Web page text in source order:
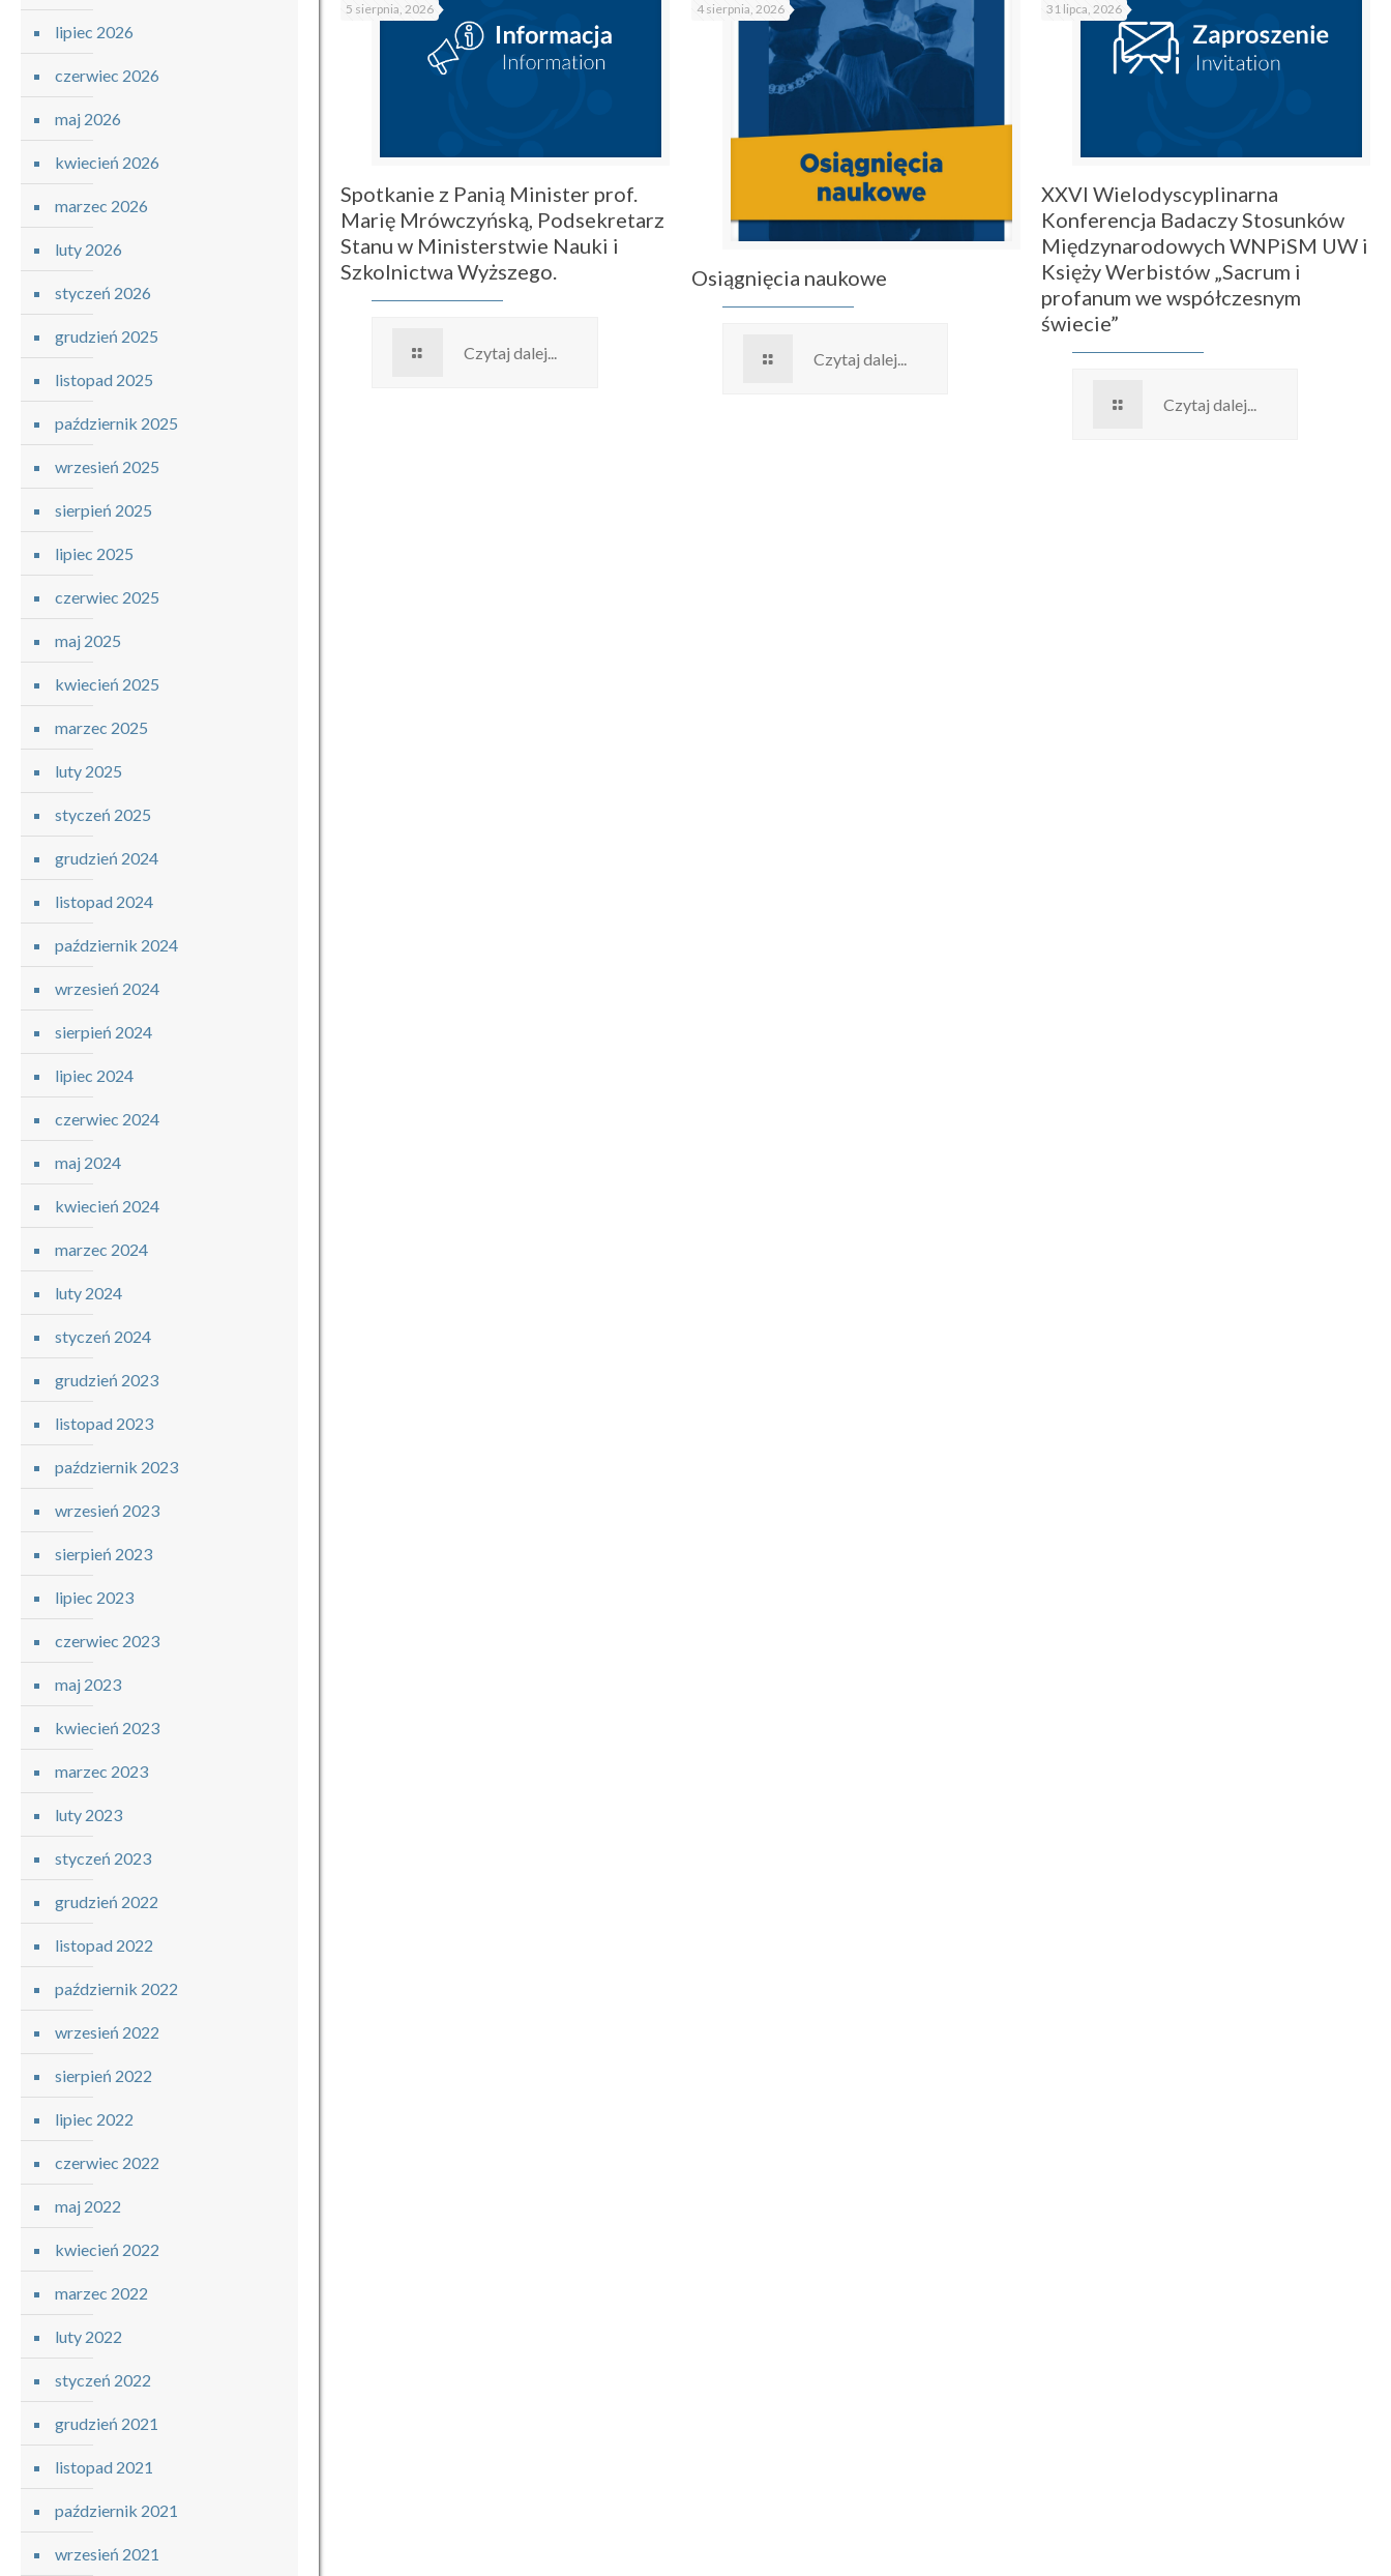
5 sierpnia, 2026
Spotkanie z Panią Minister prof.
Marię Mrówczyńską, Podsekretarz
Stanu w Ministerstwie Nauki i
Szkolnictwa Wyższego.
Czytaj dalej...
4 sierpnia, 2026
Osiągnięcia naukowe
Czytaj dalej...
31 lipca, 2026
XXVI Wielodyscyplinarna
Konferencja Badaczy Stosunków
Międzynarodowych WNPiSM UW i
Księży Werbistów „Sacrum i
profanum we współczesnym
świecie”
Czytaj dalej...
lipiec 2026
czerwiec 2026
maj 2026
kwiecień 2026
marzec 2026
luty 2026
styczeń 2026
grudzień 2025
listopad 2025
październik 2025
wrzesień 2025
sierpień 2025
lipiec 2025
czerwiec 2025
maj 2025
kwiecień 2025
marzec 2025
luty 2025
styczeń 2025
grudzień 2024
listopad 2024
październik 2024
wrzesień 2024
sierpień 2024
lipiec 2024
czerwiec 2024
maj 2024
kwiecień 2024
marzec 2024
luty 2024
styczeń 2024
grudzień 2023
listopad 2023
październik 2023
wrzesień 2023
sierpień 2023
lipiec 2023
czerwiec 2023
maj 2023
kwiecień 2023
marzec 2023
luty 2023
styczeń 2023
grudzień 2022
listopad 2022
październik 2022
wrzesień 2022
sierpień 2022
lipiec 2022
czerwiec 2022
maj 2022
kwiecień 2022
marzec 2022
luty 2022
styczeń 2022
grudzień 2021
listopad 2021
październik 2021
wrzesień 2021